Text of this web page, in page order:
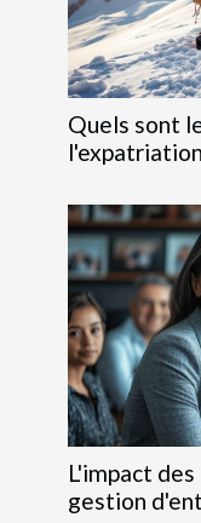
Quels sont
L'impact
gestion